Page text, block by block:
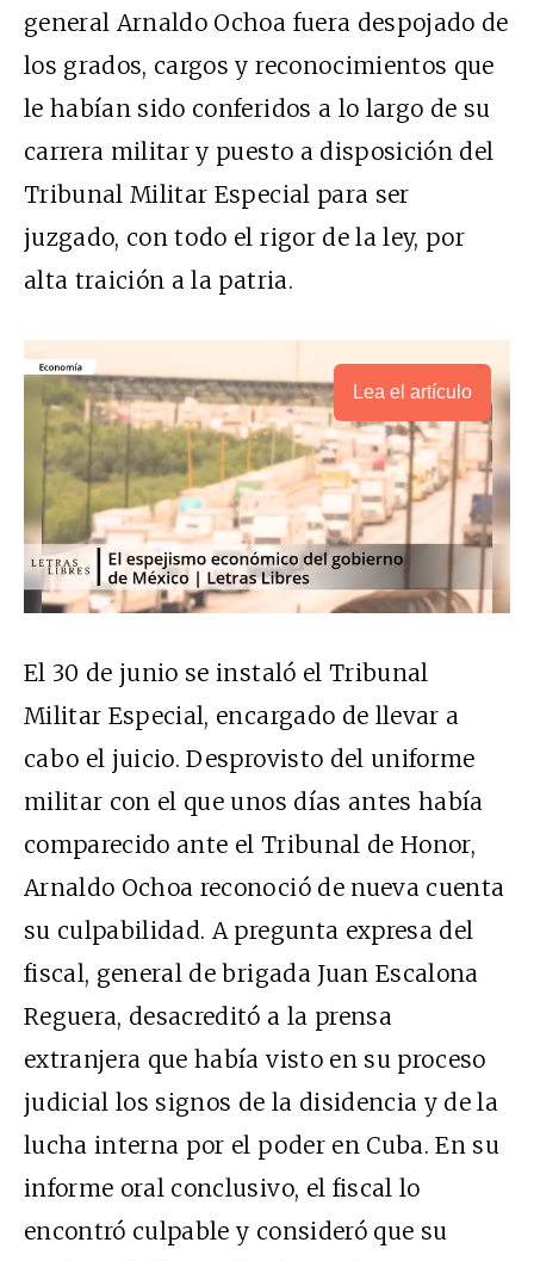
general Arnaldo Ochoa fuera despojado de
los grados, cargos y reconocimientos que
le habían sido conferidos a lo largo de su
carrera militar y puesto a disposición del
Tribunal Militar Especial para ser
juzgado, con todo el rigor de la ley, por
alta traición a la patria.
Lea el artículo
El 30 de junio se instaló el Tribunal
Militar Especial, encargado de llevar a
cabo el juicio. Desprovisto del uniforme
militar con el que unos días antes había
comparecido ante el Tribunal de Honor,
Arnaldo Ochoa reconoció de nueva cuenta
su culpabilidad. A pregunta expresa del
fiscal, general de brigada Juan Escalona
Reguera, desacreditó a la prensa
extranjera que había visto en su proceso
judicial los signos de la disidencia y de la
lucha interna por el poder en Cuba. En su
informe oral conclusivo, el fiscal lo
encontró culpable y consideró que su